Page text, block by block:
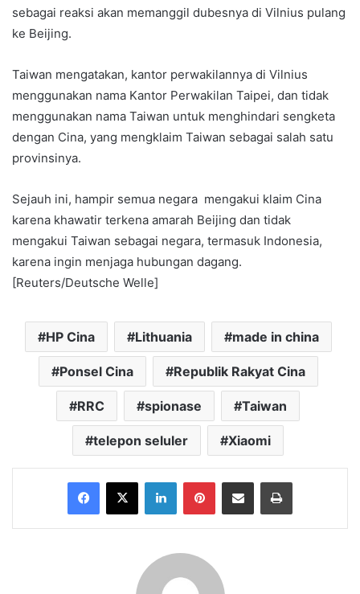
sebagai reaksi akan memanggil dubesnya di Vilnius pulang
ke Beijing.
Taiwan mengatakan, kantor perwakilannya di Vilnius
menggunakan nama Kantor Perwakilan Taipei, dan tidak
menggunakan nama Taiwan untuk menghindari sengketa
dengan Cina, yang mengklaim Taiwan sebagai salah satu
provinsinya.
Sejauh ini, hampir semua negara mengakui klaim Cina
karena khawatir terkena amarah Beijing dan tidak
mengakui Taiwan sebagai negara, termasuk Indonesia,
karena ingin menjaga hubungan dagang.
[Reuters/Deutsche Welle]
HP Cina Lithuania made in china
Ponsel Cina Republik Rakyat Cina
RRC spionase Taiwan
telepon seluler Xiaomi
Facebook
X LinkedInPinterestShare via Email Print